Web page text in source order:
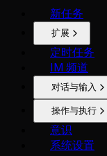
新任务
扩展
定时任务
IM 频道
对话与输入
操作与执行
意识
系统设置